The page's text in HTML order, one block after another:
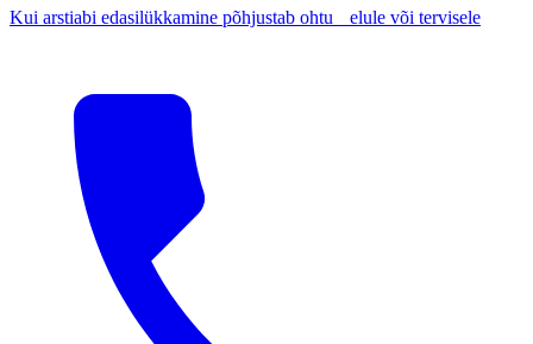
Kui arstiabi edasilükkamine põhjustab ohtu elule või tervisele